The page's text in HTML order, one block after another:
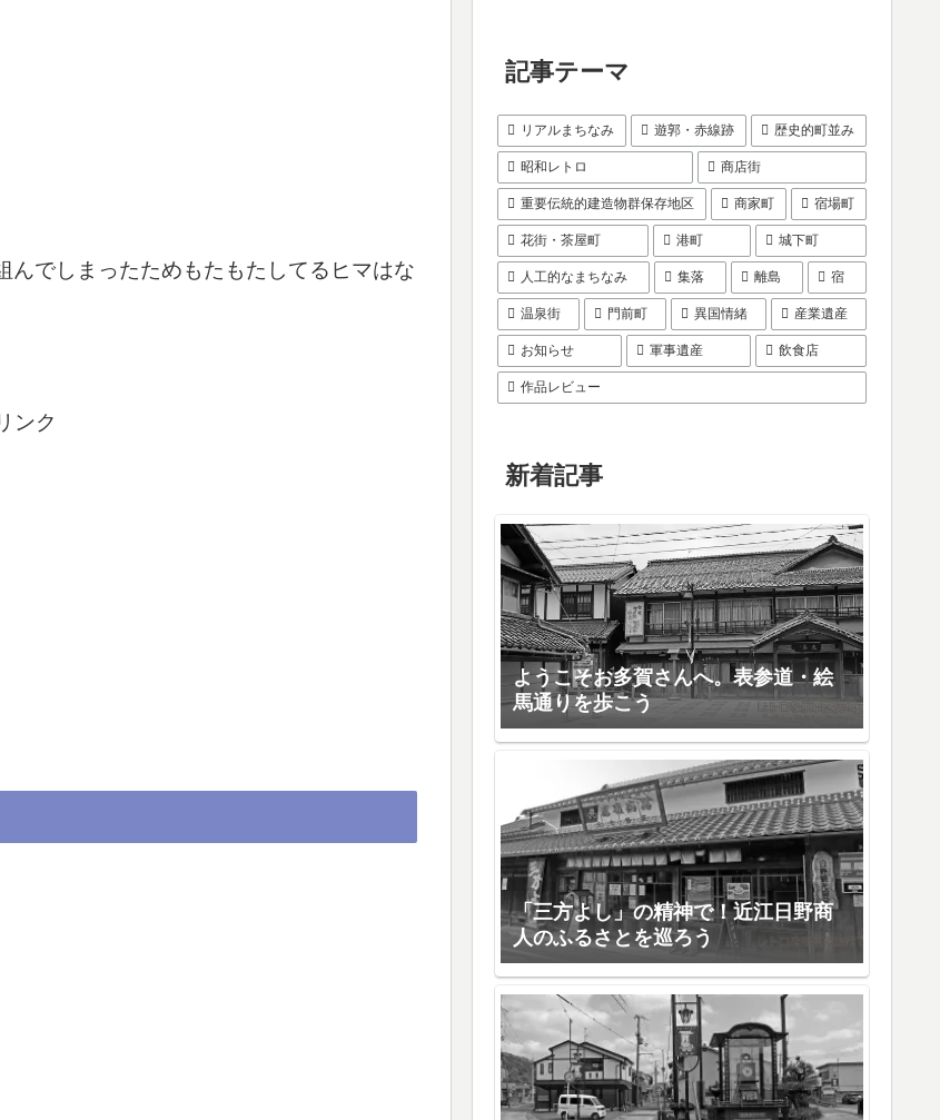
んでしまったためもたもたしてるヒマはな
ンク
記事テーマ
リアルまちなみ 遊郭・赤線跡 歴史的町並み
昭和レトロ 商店街
重要伝統的建造物群保存地区 商家町 宿場町
花街・茶屋町 港町 城下町
人工的なまちなみ 集落 離島 宿
温泉街 門前町 異国情緒 産業遺産
お知らせ 軍事遺産 飲食店
作品レビュー
新着記事
ようこそお多賀さんへ。表参道・絵
馬通りを歩こう
「三方よし」の精神で！近江日野商
人のふるさとを巡ろう